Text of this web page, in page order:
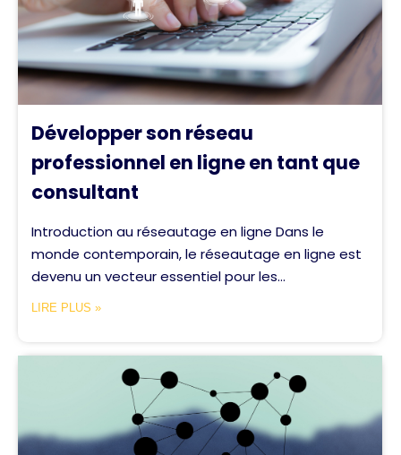
Développer son réseau
professionnel en ligne en tant que
consultant
Introduction au réseautage en ligne Dans le
monde contemporain, le réseautage en ligne est
devenu un vecteur essentiel pour les...
LIRE PLUS »